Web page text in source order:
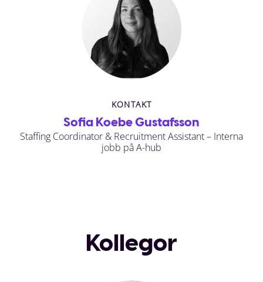
KONTAKT
Sofia Koebe Gustafsson
Staffing Coordinator & Recruitment Assistant – Interna
jobb på A-hub
Kollegor